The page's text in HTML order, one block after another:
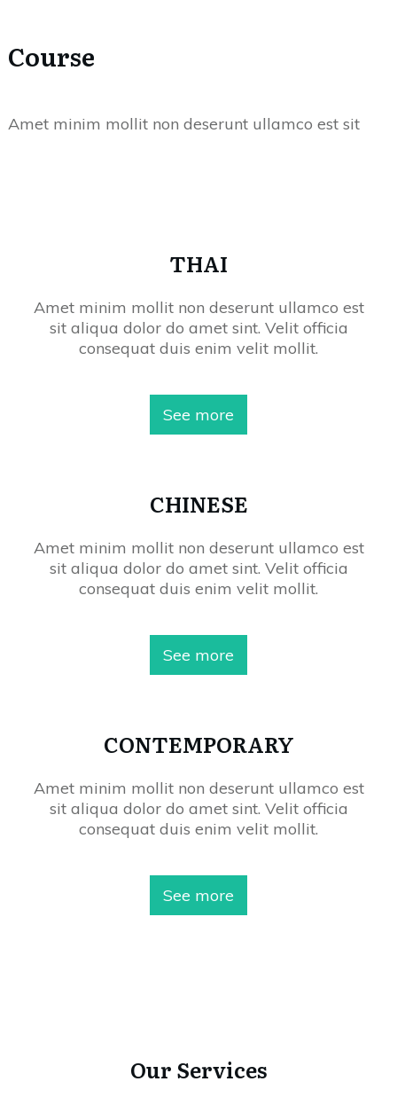
Course
Amet minim mollit non deserunt ullamco est sit
THAI
Amet minim mollit non deserunt ullamco est
sit aliqua dolor do amet sint. Velit officia
consequat duis enim velit mollit.
See more
CHINESE
Amet minim mollit non deserunt ullamco est
sit aliqua dolor do amet sint. Velit officia
consequat duis enim velit mollit.
See more
CONTEMPORARY
Amet minim mollit non deserunt ullamco est
sit aliqua dolor do amet sint. Velit officia
consequat duis enim velit mollit.
See more
Our Services